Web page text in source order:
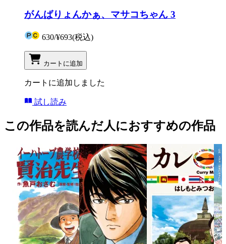
がんばりょんかぁ、マサコちゃん 3
630/¥693(税込)
カートに追加
カートに追加しました
試し読み
この作品を読んだ人におすすめの作品